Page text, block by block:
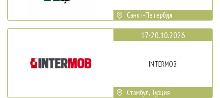
Санкт-Петербург
17-20.10.2026
INTERMOB
Стамбул, Турция